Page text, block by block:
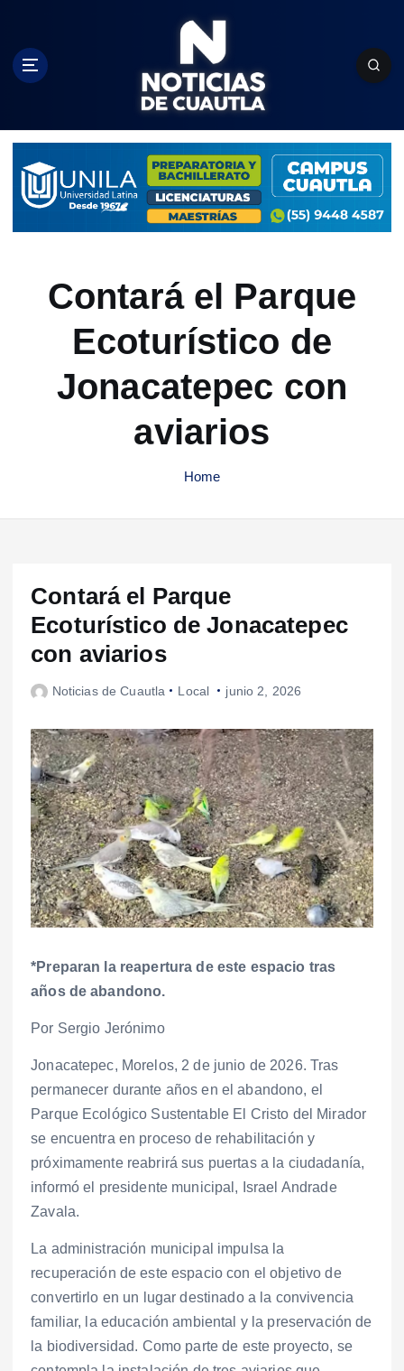
c
Contará el Parque
Ecoturístico de
Jonacatepec con
aviarios
Home
Contará el Parque
Ecoturístico de Jonacatepec
con aviarios
Noticias de Cuautla Local junio 2, 2026
*Preparan la reapertura de este espacio tras
años de abandono.
Por Sergio Jerónimo
Jonacatepec, Morelos, 2 de junio de 2026. Tras
permanecer durante años en el abandono, el
Parque Ecológico Sustentable El Cristo del Mirador
se encuentra en proceso de rehabilitación y
próximamente reabrirá sus puertas a la ciudadanía,
informó el presidente municipal, Israel Andrade
Zavala.
La administración municipal impulsa la
recuperación de este espacio con el objetivo de
convertirlo en un lugar destinado a la convivencia
familiar, la educación ambiental y la preservación de
la biodiversidad. Como parte de este proyecto, se